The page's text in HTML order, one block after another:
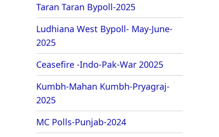
Taran Taran Bypoll-2025
Ludhiana West Bypoll- May-June-
2025
Ceasefire -Indo-Pak-War 20025
Kumbh-Mahan Kumbh-Pryagraj-
2025
MC Polls-Punjab-2024